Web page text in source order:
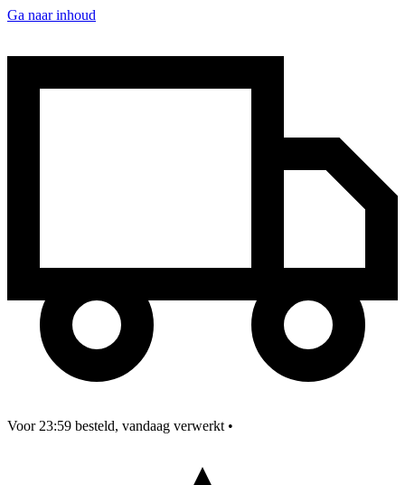
Ga naar inhoud
Voor 23:59 besteld, vandaag verwerkt •